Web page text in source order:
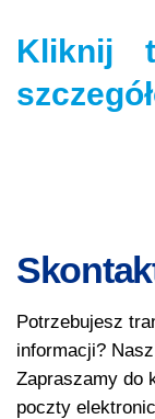
Kliknij
Potrzebujesz
informacji?
Zapraszamy do
poczty